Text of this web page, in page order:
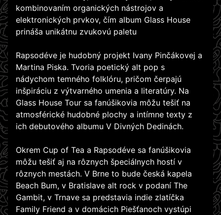
kombinovaním organických nástrojov a
elektronických prvkov, čím album Glass House
prináša unikátnu zvukovú paletu
Rapsodéve je hudobný projekt Ivany Pinčákovej a
Martina Piska. Tvoria poetický alt pop s
nádychom temného folklóru, pričom čerpajú
inšpiráciu z výtvarného umenia a literatúry. Na
Glass House Tour sa fanúšikovia môžu tešiť na
atmosférické hudobné plochy a intímne texty z
ich debutového albumu V Divných Dedinách.
Okrem Cup of Tea a Rapsodéve sa fanúšikovia
môžu tešiť aj na rôznych špeciálnych hostí v
rôznych mestách. V Brne to bude česká kapela
Beach Bum, v Bratislave alt rock v podaní The
Gambit, v Trnave sa predstavia indie zlatíčka
Family Friend a v domácich Piešťanoch vystúpi